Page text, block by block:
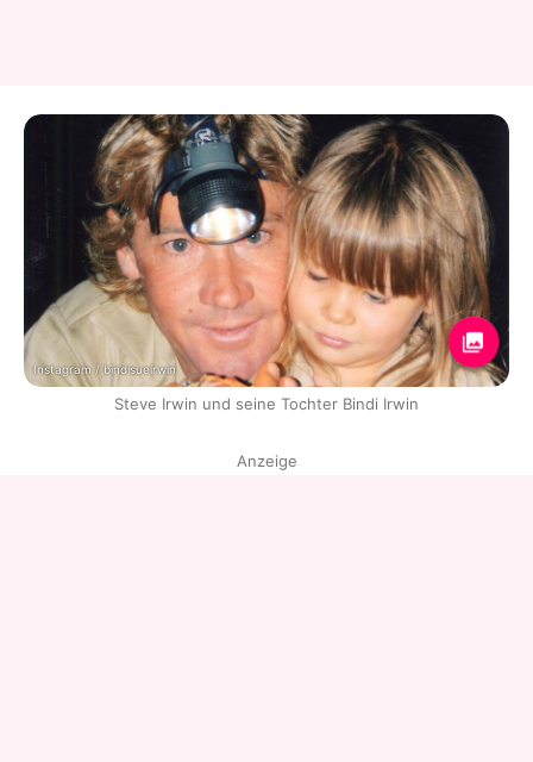
Instagram / bindisueirwin
Steve Irwin und seine Tochter Bindi Irwin
Anzeige